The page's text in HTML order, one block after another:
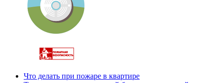
Что делать при пожаре в квартире